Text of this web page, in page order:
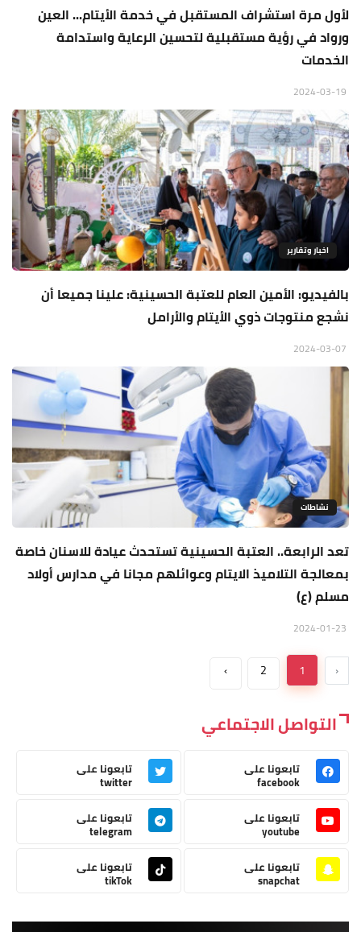
لأول مرة استشراف المستقبل في خدمة الأيتام... العين
ورواد في رؤية مستقبلية لتحسين الرعاية واستدامة
الخدمات
اخبار وتقارير
بالفيديو: الأمين العام للعتبة الحسينية: علينا جميعا أن
نشجع منتوجات ذوي الأيتام والأرامل
نشاطات
تعد الرابعة.. العتبة الحسينية تستحدث عيادة للاسنان خاصة
بمعالجة التلاميذ الايتام وعوائلهم مجانا في مدارس أولاد
مسلم (ع)
‹
1
2
›
التواصل الاجتماعي
تابعونا على
facebook
تابعونا على
twitter
تابعونا على
youtube
تابعونا على
telegram
تابعونا على
snapchat
تابعونا على
tikTok